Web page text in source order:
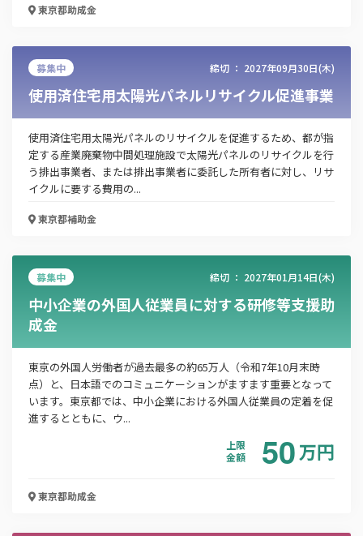
この補助金の情報をPDFダウンロード
観光地におけるAI等先端技術実装支援 補助金
東京都助成金
募集中 締切 ： 2027年09月30日(木)
使用済住宅用太陽光パネルリサイクル促進事業
使用済住宅用太陽光パネルのリサイクルを促進するため、都が指
定する産業廃棄物中間処理施設で太陽光パネルのリサイクルを行
う排出事業者、または排出事業者に委託した所有者に対し、リサ
イクルに要する費用の...
東京都補助金
募集中 締切 ： 2027年01月14日(木)
中小企業の外国人従業員に対する研修等支援助
成金
東京の外国人労働者が過去最多の約65万人（令和7年10月末時
点）と、日本語でのコミュニケーションがますます重要となって
います。東京都では、中小企業における外国人従業員の定着を促
進するとともに、ウ...
上限
金額
50万円
東京都助成金